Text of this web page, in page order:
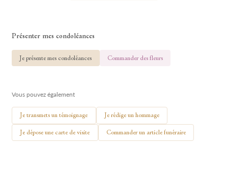
🕯 Allumer ma bougie
Présenter mes condoléances
Je présente mes condoléances Commander des fleurs
Vous pouvez également
Je transmets un témoignage Je rédige un hommage
Je dépose une carte de visite Commander un article funéraire